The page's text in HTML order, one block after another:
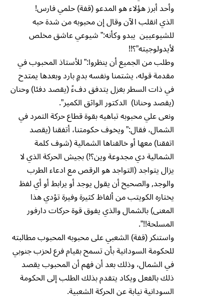
وأحد أبرز هؤلاء هو المدعو (قفة) حلمي فارس!
الذي انقلب الآن وقال إن محبوبه من شدة حبه
للشيوعيين يبدو وكأنه:” شيوعي عاشق مخلص
لأيدولوجيته”؟!!
وطلب من الجميع أن ينظروا:” للأستاذ المحبوب في
مقدمة قوله، يشتمنا ونفسه بدمٍ بارد وبعدها يمتدح
في ذات السطر بغزل يتدفق دفءً (يقصد دفئا) وحنان
(يقصد وحنانا) الدكتور الواثق الكمير”.
ونعى علي محبوبه تباهيه بقوة قطاع حركة التمرد في
الشمال، فقال:” ويخوف حكومتنا، أتفقنا (يقصد
اتفقنا) معها أو خالفناها الشمالية (شوف كلمة
الشمالية دي مجدوعة وين؟!) بجيش الحركة الذي لا
يزال يتواجد (التواجد هو الرقص مع ادعاء الطرب
والوجد, والصحيح أن يقول يوجد أو يرابط أو أي لفظ
يختاره الكويتب من ألفاظ كثيرة وفيرة تؤدي هذا
المعنى) بالشمال والذي يفوق قوة حركات دارفور
المسلحة!!”.
واستنكر (قفة) الشعبي على محبوبه المحبوب مطالبته
للحكومة السودانية بأن تسمح بقيام فرع لحزب جنوبي
في الشمال، وذلك بعد أن فهم أن المحبوب يقصد
ذلك بالفعل ويكاد يتقدم بذلك الطلب إلى الحكومة
السودانية نيابة عن الحركة الشعبية.